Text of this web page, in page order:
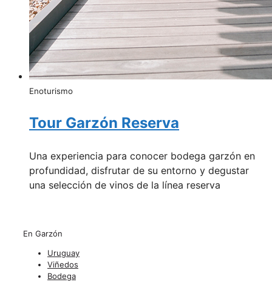
Enoturismo
Tour Garzón Reserva
Una experiencia para conocer bodega garzón en
profundidad, disfrutar de su entorno y degustar
una selección de vinos de la línea reserva
En Garzón
Uruguay
Viñedos
Bodega